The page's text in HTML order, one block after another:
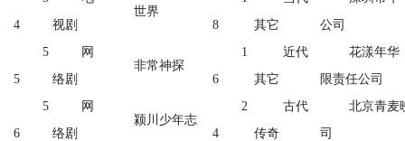
4
视剧
世界
8
其它
公司
5
5
网
络剧
非常神探
1
6
近代
其它
花漾年华
限责任公司
5
6
网
络剧
颍川少年志
2
4
古代
传奇
北京青麦
司